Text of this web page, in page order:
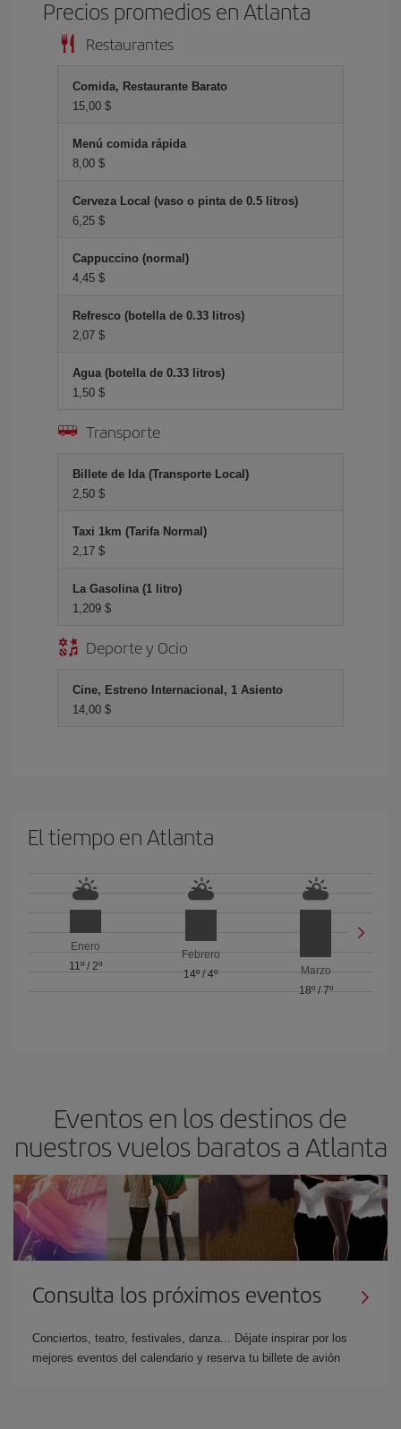
Precios promedios en Atlanta
Restaurantes
Comida, Restaurante Barato
15,00 $
Menú comida rápida
8,00 $
Cerveza Local (vaso o pinta de 0.5 litros)
6,25 $
Cappuccino (normal)
4,45 $
Refresco (botella de 0.33 litros)
2,07 $
Agua (botella de 0.33 litros)
1,50 $
Transporte
Billete de Ida (Transporte Local)
2,50 $
Taxi 1km (Tarifa Normal)
2,17 $
La Gasolina (1 litro)
1,209 $
Deporte y Ocio
Cine, Estreno Internacional, 1 Asiento
14,00 $
El tiempo en Atlanta
Enero
11º/ 2º
Febrero
14º/ 4º
Marzo
18º/ 7º
Eventos en los destinos de
nuestros vuelos baratos a Atlanta
Consulta los próximos eventos
Conciertos, teatro, festivales, danza... Déjate inspirar por los
mejores eventos del calendario y reserva tu billete de avión